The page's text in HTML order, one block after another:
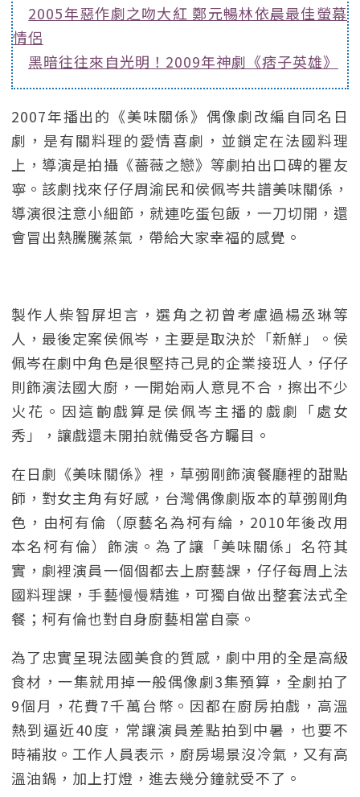
2005年惡作劇之吻大紅 鄭元暢林依晨最佳螢幕
情侶
黑暗往往來自光明！2009年神劇《痞子英雄》
2007年播出的《美味關係》偶像劇改編自同名日
劇，是有關料理的愛情喜劇，並鎖定在法國料理
上，導演是拍攝《薔薇之戀》等劇拍出口碑的瞿友
寧。該劇找來仔仔周渝民和侯佩岑共譜美味關係，
導演很注意小細節，就連吃蛋包飯，一刀切開，還
會冒出熱騰騰蒸氣，帶給大家幸福的感覺。
製作人柴智屏坦言，選角之初曾考慮過楊丞琳等
人，最後定案侯佩岑，主要是取決於「新鮮」。侯
佩岑在劇中角色是很堅持己見的企業接班人，仔仔
則飾演法國大廚，一開始兩人意見不合，擦出不少
火花。因這齣戲算是侯佩岑主播的戲劇「處女
秀」，讓戲還未開拍就備受各方矚目。
在日劇《美味關係》裡，草彅剛飾演餐廳裡的甜點
師，對女主角有好感，台灣偶像劇版本的草彅剛角
色，由柯有倫（原藝名為柯有綸，2010年後改用
本名柯有倫）飾演。為了讓「美味關係」名符其
實，劇裡演員一個個都去上廚藝課，仔仔每周上法
國料理課，手藝慢慢精進，可獨自做出整套法式全
餐；柯有倫也對自身廚藝相當自豪。
為了忠實呈現法國美食的質感，劇中用的全是高級
食材，一集就用掉一般偶像劇3集預算，全劇拍了
9個月，花費7千萬台幣。因都在廚房拍戲，高溫
熱到逼近40度，常讓演員差點拍到中暑，也要不
時補妝。工作人員表示，廚房場景沒冷氣，又有高
溫油鍋，加上打燈，進去幾分鐘就受不了。